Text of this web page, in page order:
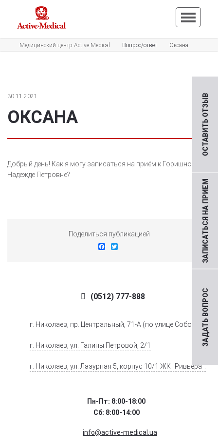
ЗАДАТЬ ВОПРОС
ЗАПИСАТЬСЯ НА ПРИЕМ
ОСТАВИТЬ ОТЗЫВ
Медицинский центр Active Medical Вопрос/ответ Оксана
30.11.2021
ОКСАНА
Добрый день! Как я могу записаться на приём к Горишной
Надежде Петровне?
Поделиться публикацией
(0512) 777-888
г. Николаев, пр. Центральный, 71-А (по улице Соборной)
г. Николаев, ул. Галины Петровой, 2/1
г. Николаев, ул. Лазурная 5, корпус 10/1 ЖК "Ривьера".
Пн-Пт: 8:00-18:00
Сб: 8:00-14:00
info@active-medical.ua